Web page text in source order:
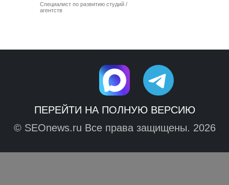
Специалист по развитию студий /
агентств
ПЕРЕЙТИ НА ПОЛНУЮ ВЕРСИЮ
© SEOnews.ru Все права защищены. 2026